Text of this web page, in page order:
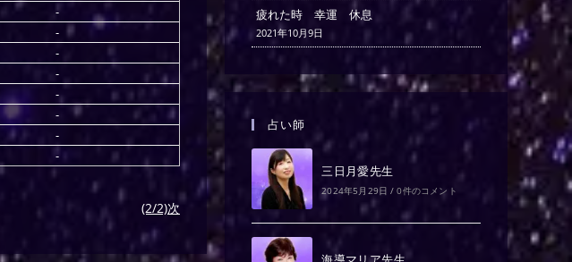
-
-
-
-
-
-
-
-
(2/2)次
疲れた時 幸運 休息
2021年10月9日
占い師
三日月愛先生
2024年5月29日 / 0件のコメント